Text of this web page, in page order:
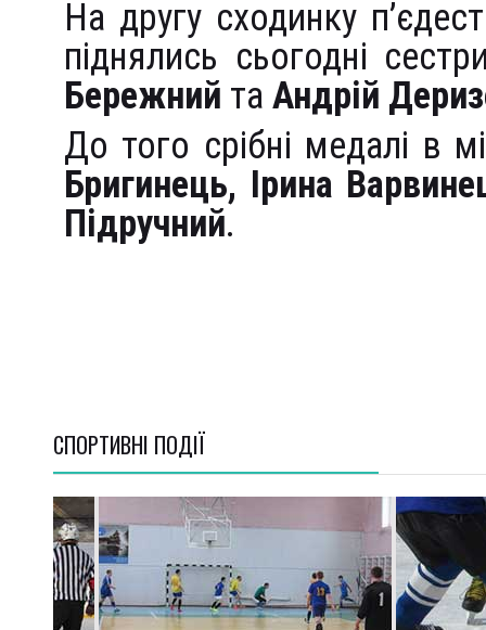
На другу сходинку
піднялись сьогодні
Бережний та Андрій
До того срібні медалі в
Бригинець, Ірина
Підручний.
СПОРТИВНI ПОДІЇ